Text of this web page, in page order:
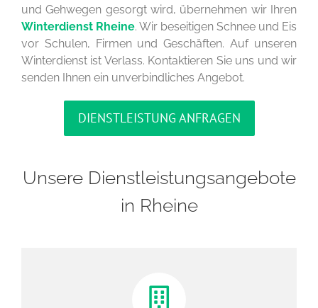
und Gehwegen gesorgt wird, übernehmen wir Ihren
Winterdienst Rheine. Wir beseitigen Schnee und Eis
vor Schulen, Firmen und Geschäften. Auf unseren
Winterdienst ist Verlass. Kontaktieren Sie uns und wir
senden Ihnen ein unverbindliches Angebot.
DIENSTLEISTUNG ANFRAGEN
Unsere Dienstleistungsangebote
in Rheine